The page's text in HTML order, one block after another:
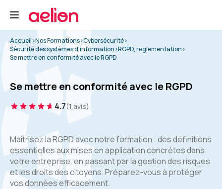
Accueil>Nos Formations>Cybersécurité>
Sécurité des systèmes d'information>RGPD, réglementation>
Se mettre en conformité avec le RGPD
Se mettre en conformité avec le RGPD
4.7(1 avis)
Maîtrisez la RGPD avec notre formation : des définitions
essentielles aux mises en application concrètes dans
votre entreprise, en passant par la gestion des risques
et les droits des citoyens. Préparez-vous à protéger
vos données efficacement.